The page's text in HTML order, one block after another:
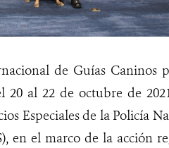
de Guías Caninos
20 al 22 de octubre de
Especiales de la Policía
en el marco de la acción